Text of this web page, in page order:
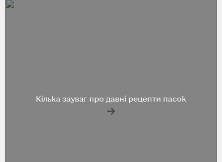
Кілька зауваг про давні рецепти пасок